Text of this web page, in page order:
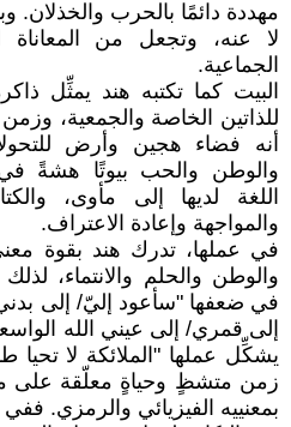
مهددة دائمًا بالحرب والخذلان.
لا عنه، وتجعل من المعاناة
الجماعية.
البيت كما تكتبه هند يمثِّل
للذاتين الخاصة والجمعية،
أنه فضاء هجين وأرض
والوطن والحب بيوتًا هشةً في
اللغة لديها إلى مأوى،
والمواجهة وإعادة الاعتراف.
في عملها، تدرك هند بقوة
والوطن والحلم والانتماء،
في ضعفها "سأعود إليّ/ إلى
إلى قمري/ إلى عيني الله
يشكِّل عملها "الملائكة لا تحيا
زمن متشظٍ وحياةٍ معلّقة على
بمعنييه الفيزيائي والرمزي.